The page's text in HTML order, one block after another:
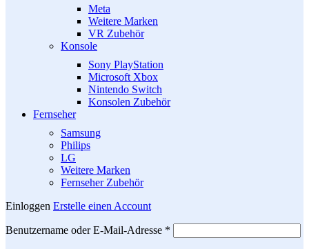
Meta
Weitere Marken
VR Zubehör
Konsole
Sony PlayStation
Microsoft Xbox
Nintendo Switch
Konsolen Zubehör
Fernseher
Samsung
Philips
LG
Weitere Marken
Fernseher Zubehör
Einloggen Erstelle einen Account
Benutzername oder E-Mail-Adresse *